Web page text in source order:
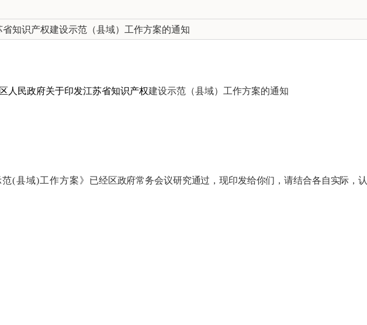
知识产权建设示范（县域）工作方案的通知
人民政府关于印发江苏省知识产权建设示范（县域）工作方案的通知
范(县域)工作方案》 已经区政府常务会议研究通过，现印发给你们，请结合各自实际，认